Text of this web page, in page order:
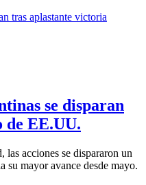
se disparan
de EE.UU.
las acciones se dispararon un
su mayor avance desde mayo.